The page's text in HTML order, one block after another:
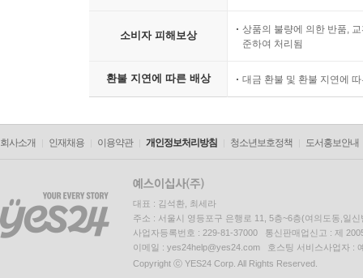
소비자 피해보상
상품의 불량에 의한 반품,
준하여 처리됨
환불 지연에 따른 배상 대금 환불 및 환불 지연에
회사소개 인재채용 이용약관 개인정보처리방침 청소년보호정책 도서홍보안내
대표 : 김석환, 최세라
주소 : 서울시 영등포구 은행로 11, 5층~6층(여의도동,일신
사업자등록번호 : 229-81-37000 통신판매업신고 : 제
이메일 : yes24help@yes24.com 호스팅 서비스사업자 :
Copyright ⓒ YES24 Corp. All Rights Reserved.